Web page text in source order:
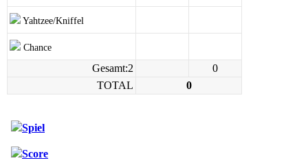
Yahtzee/Kniffel
Chance
Gesamt:2
0
TOTAL
0
Spiel
Score